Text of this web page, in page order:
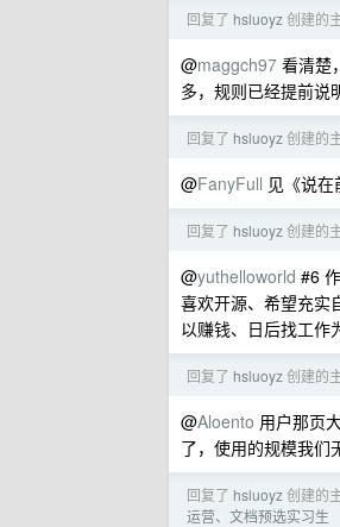
回复了 hsluoyz创建的
@maggch97 看清楚
多，规则已经提前说
回复了 hsluoyz创建的
@FanyFull 见《说在
回复了 hsluoyz创建的
@yuthelloworld #6
喜欢开源、希望充实
以赚钱、日后找工作
回复了 hsluoyz创建的
@Aloento 用户那页
了，使用的规模我们
回复了 hsluoyz创建的
运营、文档预选实习生